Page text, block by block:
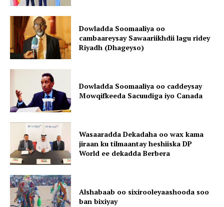
Dowladda Soomaaliya oo
cambaareysay Sawaariikhdii lagu ridey
Riyadh (Dhageyso)
Dowladda Soomaaliya oo caddeysay
Mowqifkeeda Sacuudiga iyo Canada
Wasaaradda Dekadaha oo wax kama
jiraan ku tilmaantay heshiiska DP
World ee dekadda Berbera
Alshabaab oo sixirooleyaashooda soo
ban bixiyay